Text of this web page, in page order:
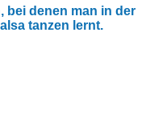
bei denen man in der
tanzen lernt.